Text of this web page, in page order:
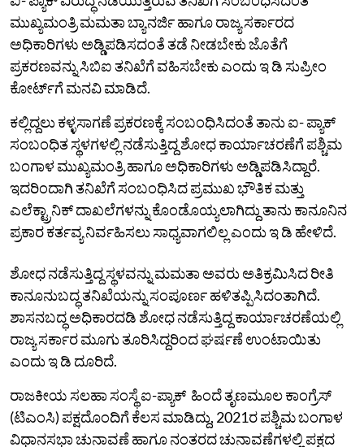
ಮುಖ್ಯಮಂತ್ರಿ ಮಮತಾ ಬ್ಯಾನರ್ಜಿ ಹಾಗೂ ರಾಜ್ಯ ಸರ್ಕಾರದ
ಅಧಿಕಾರಿಗಳು ಅಡ್ಡಿಪಡಿಸದಂತೆ ತಡೆ ನೀಡಬೇಕು ಜೊತೆಗೆ
ಪ್ರಕರಣವನ್ನು ಸಿಬಿಐ ತನಿಖೆಗೆ ವಹಿಸಬೇಕು ಎಂದು ಇ ಡಿ ಸುಪ್ರೀಂ
ಕೋರ್ಟ್‌ಗೆ ಮನವಿ ಮಾಡಿದೆ.
ಕಲ್ಲಿದ್ದಲು ಕಳ್ಳಸಾಗಣೆ ಪ್ರಕರಣಕ್ಕೆ ಸಂಬಂಧಿಸಿದಂತೆ ತಾನು ಐ- ಪ್ಯಾಕ್‌
ಸಂಬಂಧಿತ ಸ್ಥಳಗಳಲ್ಲಿ ನಡೆಸುತ್ತಿದ್ದ ಶೋಧ ಕಾರ್ಯಾಚರಣೆಗೆ ಪಶ್ಚಿಮ
ಬಂಗಾಳ ಮುಖ್ಯಮಂತ್ರಿ ಹಾಗೂ ಅಧಿಕಾರಿಗಳು ಅಡ್ಡಿಪಡಿಸಿದ್ದಾರೆ.
ಇದರಿಂದಾಗಿ ತನಿಖೆಗೆ ಸಂಬಂಧಿಸಿದ ಪ್ರಮುಖ ಭೌತಿಕ ಮತ್ತು
ಎಲೆಕ್ಟ್ರಾನಿಕ್ ದಾಖಲೆಗಳನ್ನು ಕೊಂಡೊಯ್ಯಲಾಗಿದ್ದು ತಾನು ಕಾನೂನಿನ
ಪ್ರಕಾರ ಕರ್ತವ್ಯ ನಿರ್ವಹಿಸಲು ಸಾಧ್ಯವಾಗಲಿಲ್ಲ ಎಂದು ಇ ಡಿ ಹೇಳಿದೆ.
ಶೋಧ ನಡೆಸುತ್ತಿದ್ದ ಸ್ಥಳವನ್ನು ಮಮತಾ ಅವರು ಅತಿಕ್ರಮಿಸಿದ ರೀತಿ
ಕಾನೂನುಬದ್ಧ ತನಿಖೆಯನ್ನು ಸಂಪೂರ್ಣ ಹಳಿತಪ್ಪಿಸಿದಂತಾಗಿದೆ.
ಶಾಸನಬದ್ಧ ಅಧಿಕಾರದಡಿ ಶೋಧ ನಡೆಸುತ್ತಿದ್ದ ಕಾರ್ಯಾಚರಣೆಯಲ್ಲಿ
ರಾಜ್ಯ ಸರ್ಕಾರ ಮೂಗು ತೂರಿಸಿದ್ದರಿಂದ ಘರ್ಷಣೆ ಉಂಟಾಯಿತು
ಎಂದು ಇ ಡಿ ದೂರಿದೆ.
ರಾಜಕೀಯ ಸಲಹಾ ಸಂಸ್ಥೆ ಐ-ಪ್ಯಾಕ್‌ ಹಿಂದೆ ತೃಣಮೂಲ ಕಾಂಗ್ರೆಸ್
(ಟಿಎಂಸಿ) ಪಕ್ಷದೊಂದಿಗೆ ಕೆಲಸ ಮಾಡಿದ್ದು, 2021ರ ಪಶ್ಚಿಮ ಬಂಗಾಳ
ವಿಧಾನಸಭಾ ಚುನಾವಣೆ ಹಾಗೂ ನಂತರದ ಚುನಾವಣೆಗಳಲ್ಲಿ ಪಕ್ಷದ